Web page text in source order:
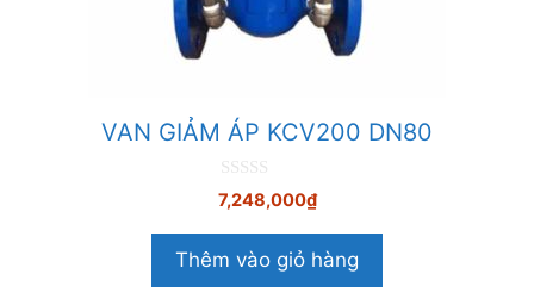
VAN GIẢM ÁP KCV200 DN80
0
n
à
5
7,248,000₫
Thêm vào giỏ hàng